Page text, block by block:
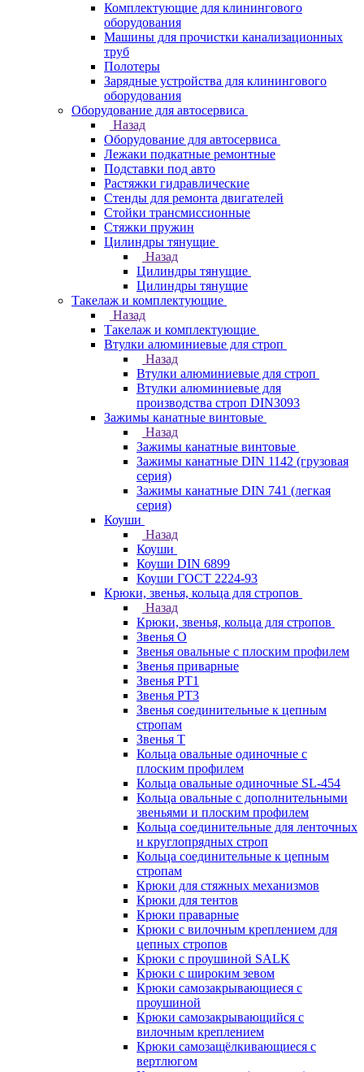
Комплектующие для клинингового
оборудования
Машины для прочистки канализационных
труб
Полотеры
Зарядные устройства для клинингового
оборудования
Оборудование для автосервиса
Назад
Оборудование для автосервиса
Лежаки подкатные ремонтные
Подставки под авто
Растяжки гидравлические
Стенды для ремонта двигателей
Стойки трансмиссионные
Стяжки пружин
Цилиндры тянущие
Назад
Цилиндры тянущие
Цилиндры тянущие
Такелаж и комплектующие
Назад
Такелаж и комплектующие
Втулки алюминиевые для строп
Назад
Втулки алюминиевые для строп
Втулки алюминиевые для
производства строп DIN3093
Зажимы канатные винтовые
Назад
Зажимы канатные винтовые
Зажимы канатные DIN 1142 (грузовая
серия)
Зажимы канатные DIN 741 (легкая
серия)
Коуши
Назад
Коуши
Коуши DIN 6899
Коуши ГОСТ 2224-93
Крюки, звенья, кольца для стропов
Назад
Крюки, звенья, кольца для стропов
Звенья О
Звенья овальные с плоским профилем
Звенья приварные
Звенья РТ1
Звенья РТ3
Звенья соединительные к цепным
стропам
Звенья Т
Кольца овальные одиночные c
плоским профилем
Кольца овальные одиночные SL-454
Кольца овальные с дополнительными
звеньями и плоским профилем
Кольца соединительные для ленточных
и круглопрядных строп
Кольца соединительные к цепным
стропам
Крюки для стяжных механизмов
Крюки для тентов
Крюки праварные
Крюки с вилочным креплением для
цепных стропов
Крюки с проушиной SALK
Крюки с широким зевом
Крюки самозакрывающиеся с
проушиной
Крюки самозакрывающийся с
вилочным креплением
Крюки самозащёлкивающиеся с
вертлюгом